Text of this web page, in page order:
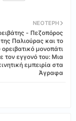
ΝΕΌΤΕΡΗ
- Πεζοπόρος
Παλιούρας και το
μονοπάτι
τον εγγονό του: Μια
εμπειρία στα
Άγραφα